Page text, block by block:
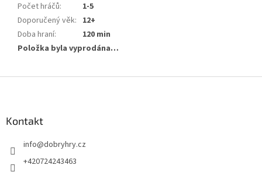
Počet hráčů:
1-5
Doporučený věk: 12+
Doba hraní:
120 min
Položka byla vyprodána…
Kontakt
info@dobryhry.cz
+420724243463